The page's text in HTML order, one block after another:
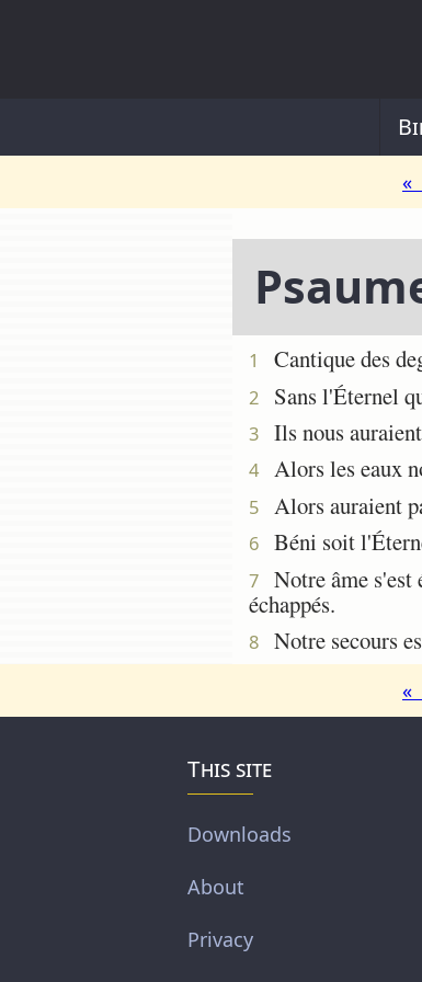
«
1 Cantique des
2 Sans l'Éternel
3 Ils nous
4 Alors les eaux
5 Alors auraient
6 Béni soit
7
Notre âme s'est
échappés.
8 Notre secours
«
This site
Downloads
About
Privacy